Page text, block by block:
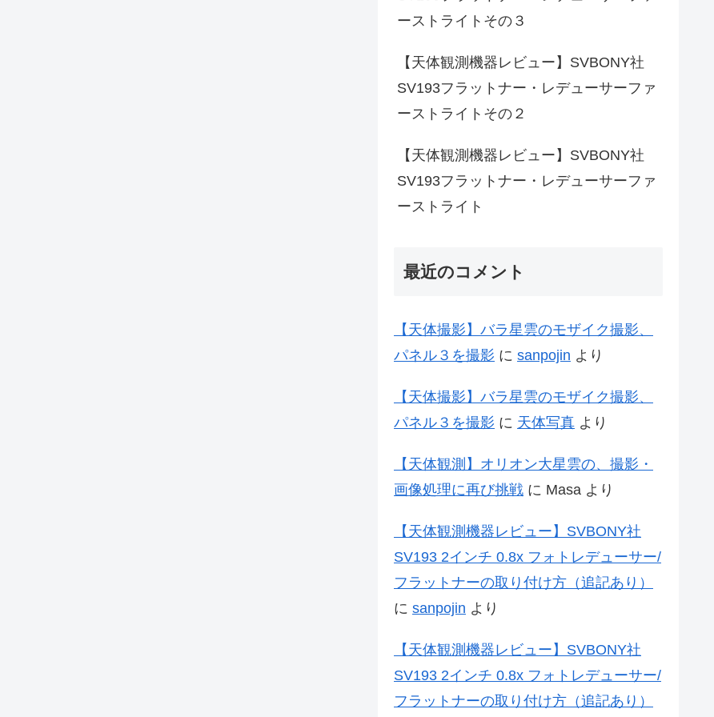
ーストライトその３
【天体観測機器レビュー】SVBONY社
SV193フラットナー・レデューサーファ
ーストライトその２
【天体観測機器レビュー】SVBONY社
SV193フラットナー・レデューサーファ
ーストライト
最近のコメント
【天体撮影】バラ星雲のモザイク撮影、
パネル３を撮影 に sanpojin より
【天体撮影】バラ星雲のモザイク撮影、
パネル３を撮影 に 天体写真 より
【天体観測】オリオン大星雲の、撮影・
画像処理に再び挑戦 に Masa より
【天体観測機器レビュー】SVBONY社
SV193 2インチ 0.8x フォトレデューサー/
フラットナーの取り付け方（追記あり）
に sanpojin より
【天体観測機器レビュー】SVBONY社
SV193 2インチ 0.8x フォトレデューサー/
フラットナーの取り付け方（追記あり）